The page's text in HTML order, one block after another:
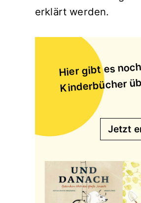
erklärt werden.
Hier gibt es
Kinderbücher
Jetzt